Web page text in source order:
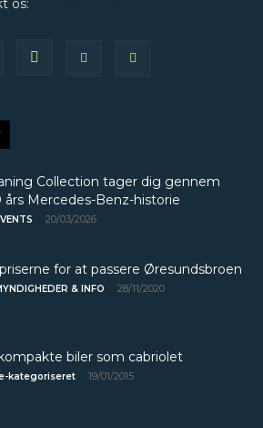
os:
Collection tager dig gennem
års Mercedes-Benz-historie
20/03/2026
for at passere Øresundsbroen
& INFO 28/11/2020
biler som cabriolet
kategoriseret 19/01/2015